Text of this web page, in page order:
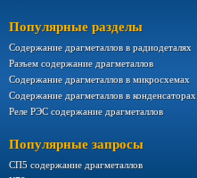
Популярные разделы
Содержание драгметаллов в радиодеталях
Разъем содержание драгметаллов
Содержание драгметаллов в микросхемах
Содержание драгметаллов в конденсаторах
Реле РЭС содержание драгметаллов
Популярные запросы
СП5 содержание драгметаллов